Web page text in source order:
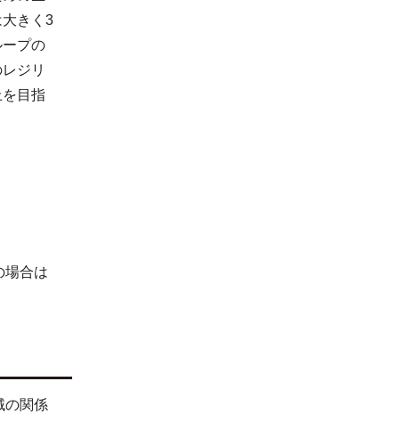
きく3
プの
ジリ
目指
場合は
の関係